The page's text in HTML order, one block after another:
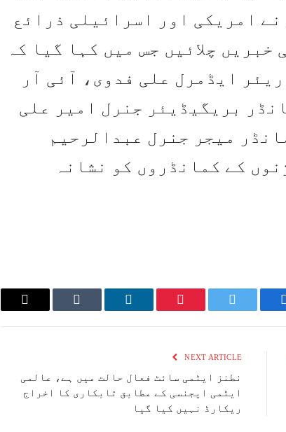
امریکی اور اسرائیلی ذرائع
چلائیں جس میں کہا گیا کہ
ایڈمرل علی فدوی، آئی آر
بریگیڈیئر جنرل امیر علی
میجر جنرل عبدالرحیم
کے کمانڈروں کو نشانہ
Facebook
Twitter
Pinterest
LinkedIn
Tumblr
Email
NEXT ARTICLE
نطنز ایٹمی سائٹ فعال حالت میں ہے، عالمی
ایٹمی ایجنسی کے مطابق تابکاری کا اخراج
ریکارڈ نہیں کیا گیا